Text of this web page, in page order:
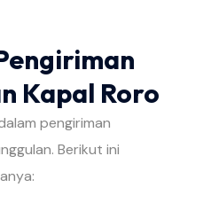
Kapal Roro
pengiriman
Berikut ini